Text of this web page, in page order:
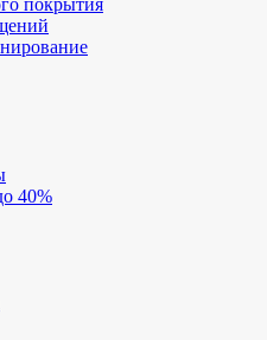
покрытия
40%